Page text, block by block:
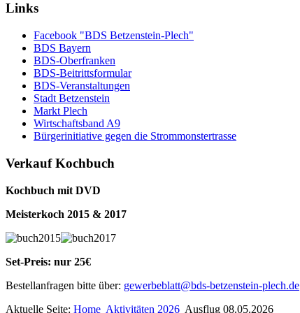
Links
Facebook "BDS Betzenstein-Plech"
BDS Bayern
BDS-Oberfranken
BDS-Beitrittsformular
BDS-Veranstaltungen
Stadt Betzenstein
Markt Plech
Wirtschaftsband A9
Bürgerinitiative gegen die Strommonstertrasse
Verkauf Kochbuch
Kochbuch mit DVD
Meisterkoch 2015 & 2017
Set-Preis: nur 25€
Bestellanfragen bitte über: gewerbeblatt@bds-betzenstein-plech.de
Aktuelle Seite: Home Aktivitäten 2026 Ausflug 08.05.2026